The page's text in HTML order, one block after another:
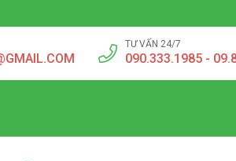
TƯ VẤN 24/7
090.333.1985 -